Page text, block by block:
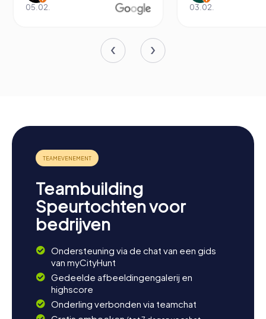
05.02. 03.02.
Teambuilding
Speurtochten voor
bedrijven
Ondersteuning via de chat van een gids
van myCityHunt
Gedeelde afbeeldingengalerij en
highscore
Onderling verbonden via teamchat